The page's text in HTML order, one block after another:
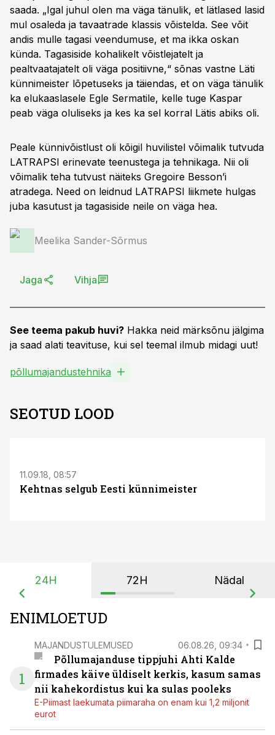
saada. „Igal juhul olen ma väga tänulik, et lätlased lasid
mul osaleda ja tavaatrade klassis võistelda. See võit
andis mulle tagasi veendumuse, et ma ikka oskan
künda. Tagasiside kohalikelt võistlejatelt ja
pealtvaatajatelt oli väga positiivne,“ sõnas vastne Läti
künnimeister lõpetuseks ja täiendas, et on väga tänulik
ka elukaaslasele Egle Sermatile, kelle tuge Kaspar
peab väga oluliseks ja kes ka sel korral Lätis abiks oli.
Peale künnivõistlust oli kõigil huvilistel võimalik tutvuda
LATRAPSI erinevate teenustega ja tehnikaga. Nii oli
võimalik teha tutvust näiteks Gregoire Besson’i
atradega. Need on leidnud LATRAPSI liikmete hulgas
juba kasutust ja tagasiside neile on väga hea.
Meelika Sander-Sõrmus
Jaga Vihja
See teema pakub huvi? Hakka neid märksõnu jälgima
ja saad alati teavituse, kui sel teemal ilmub midagi uut!
põllumajandustehnika
SEOTUD LOOD
11.09.18, 08:57
Kehtnas selgub Eesti künnimeister
24H 72H Nädal
ENIMLOETUD
1
MAJANDUSTULEMUSED 06.08.26, 09:34
Põllumajanduse tippjuhi Ahti Kalde
firmades käive üldiselt kerkis, kasum samas
nii kahekordistus kui ka sulas pooleks
E-Piimast laekumata piimaraha on enam kui 1,2 miljonit
eurot